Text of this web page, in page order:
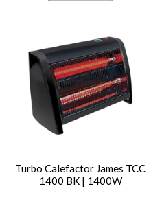
Turbo Calefactor James TCC
1400 BK | 1400W